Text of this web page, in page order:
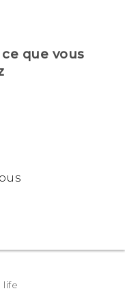
que vous
life‎